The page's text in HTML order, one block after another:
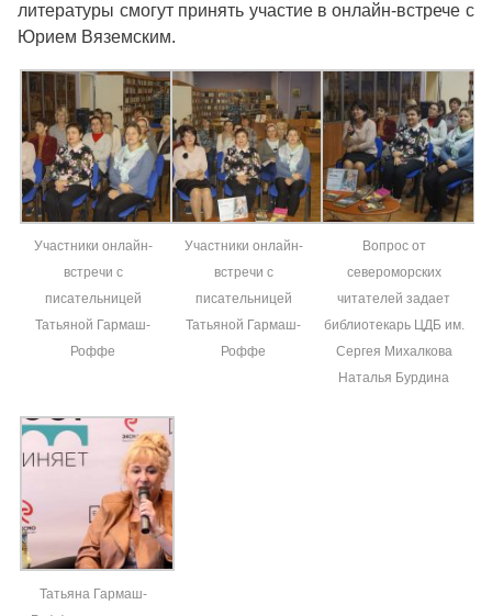
литературы смогут принять участие в онлайн-встрече с
Юрием Вяземским.
Участники онлайн-
встречи с
писательницей
Татьяной Гармаш-
Роффе
Участники онлайн-
встречи с
писательницей
Татьяной Гармаш-
Роффе
Вопрос от
североморских
читателей задает
библиотекарь ЦДБ им.
Сергея Михалкова
Наталья Бурдина
Татьяна Гармаш-